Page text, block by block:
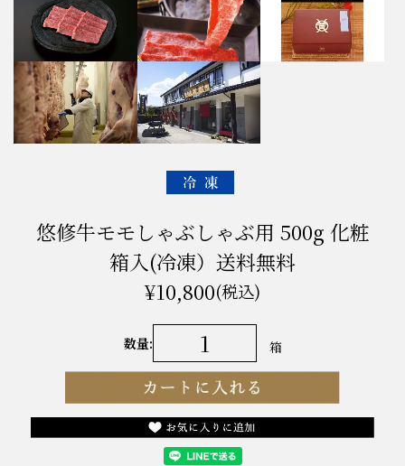
悠修牛モモしゃぶしゃぶ用 500g 化粧
箱入(冷凍）送料無料
¥10,800(税込)
数量: 箱